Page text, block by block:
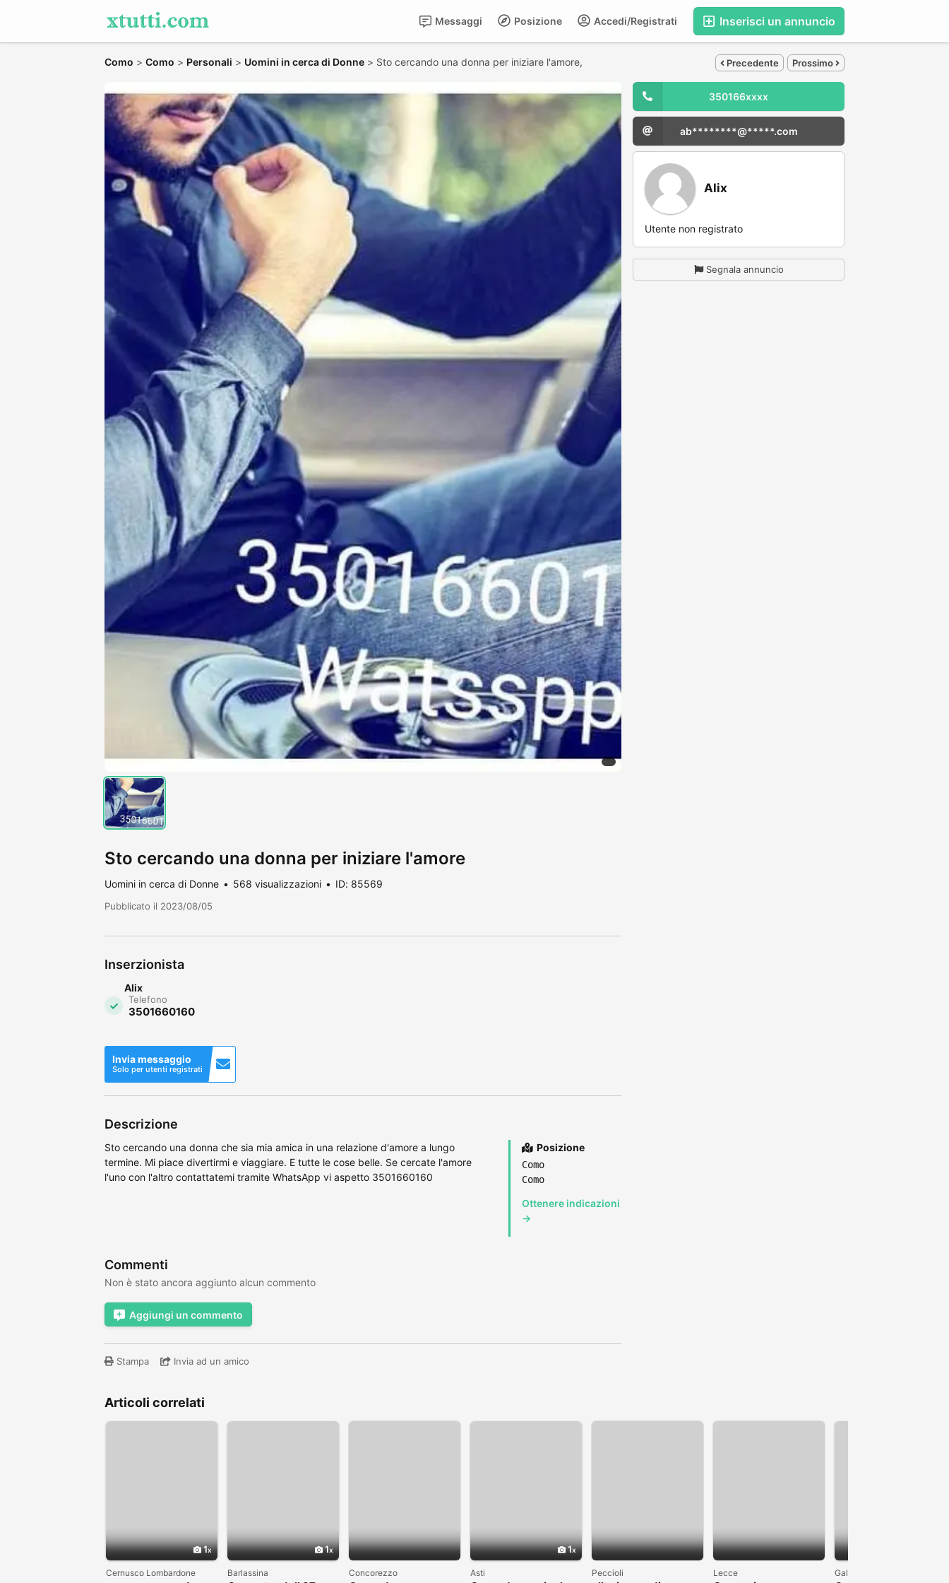
Inserisci un annuncio
Accedi/Registrati
Posizione
Messaggi
Como > Como > Personali > Uomini in cerca di Donne > Sto cercando una donna per iniziare l'amore, Precedente Prossimo
Sto cercando una donna per iniziare l'amore
Uomini in cerca di Donne 568 visualizzazioni ID: 85569
Pubblicato il 2023/08/05
Inserzionista
Alix
Telefono
3501660160
Invia messaggio
Solo per utenti registrati
Descrizione
Sto cercando una donna che sia mia amica in una relazione d'amore a lungo
termine. Mi piace divertirmi e viaggiare. E tutte le cose belle. Se cercate l'amore
l'uno con l'altro contattatemi tramite WhatsApp vi aspetto 3501660160
Posizione
Como
Como
Ottenere indicazioni
→
Commenti
Non è stato ancora aggiunto alcun commento
Aggiungi un commento
Stampa Invia ad un amico
350166xxxx
ab********@*****.com
Alix
Utente non registrato
Segnala annuncio
Articoli correlati
1
Cernusco Lombardone
1
Barlassina Concorezzo
1
Asti Peccioli Lecce Galatina